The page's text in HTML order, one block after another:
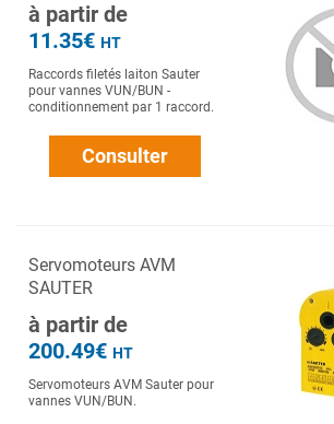
à partir de
11.35€ HT
Raccords filetés laiton Sauter
pour vannes VUN/BUN -
conditionnement par 1 raccord.
Consulter
Servomoteurs AVM
SAUTER
à partir de
200.49€ HT
Servomoteurs AVM Sauter pour
vannes VUN/BUN.